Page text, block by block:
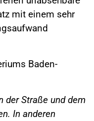
mit einem sehr
Baden-
der Straße und dem
In anderen